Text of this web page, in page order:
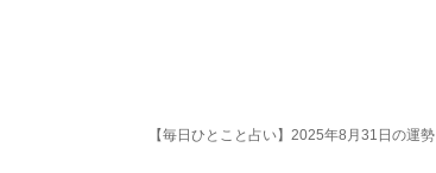
【毎日ひとこと占い】2025年8月31日の運勢